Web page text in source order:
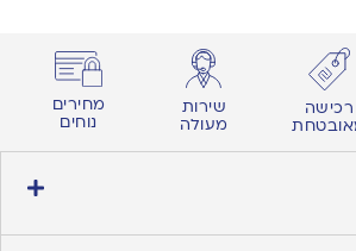
רכישה
שירות
מעולה
מחירים
נוחים